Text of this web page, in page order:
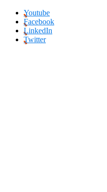
Youtube
Facebook
LinkedIn
Twitter